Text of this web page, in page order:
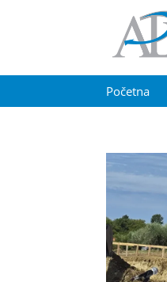
Početna